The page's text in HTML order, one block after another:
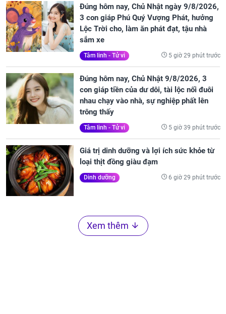
Đúng hôm nay, Chủ Nhật ngày 9/8/2026,
3 con giáp Phú Quý Vượng Phát, hưởng
Lộc Trời cho, làm ăn phát đạt, tậu nhà
sắm xe
Tâm linh - Tử vi 5 giờ 29 phút trước
Đúng hôm nay, Chủ Nhật 9/8/2026, 3
con giáp tiền của dư dôi, tài lộc nối đuôi
nhau chạy vào nhà, sự nghiệp phất lên
trông thấy
Tâm linh - Tử vi 5 giờ 39 phút trước
Giá trị dinh dưỡng và lợi ích sức khỏe từ
loại thịt đồng giàu đạm
Dinh dưỡng 6 giờ 29 phút trước
Xem thêm